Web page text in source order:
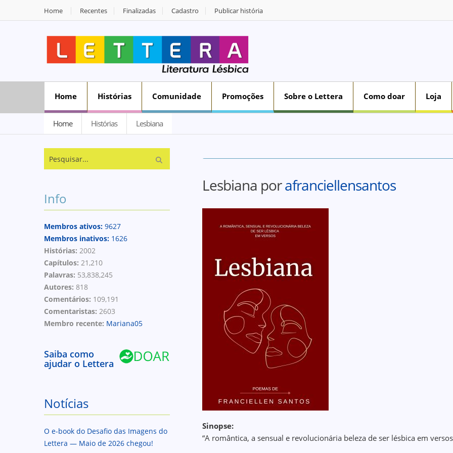
Home Recentes Finalizadas Cadastro Publicar história
Home Histórias Comunidade Promoções Sobre o Lettera Como doar Loja
Home Histórias Lesbiana
Info
Membros ativos: 9627
Membros inativos: 1626
Histórias: 2002
Capítulos: 21,210
Palavras: 53,838,245
Autores: 818
Comentários: 109,191
Comentaristas: 2603
Membro recente: Mariana05
Saiba como
ajudar o Lettera
Notícias
O e-book do Desafio das Imagens do
Lettera — Maio de 2026 chegou!
Lesbiana porafranciellensantos
Sinopse:
“A romântica, a sensual e revolucionária beleza de ser lésbica em